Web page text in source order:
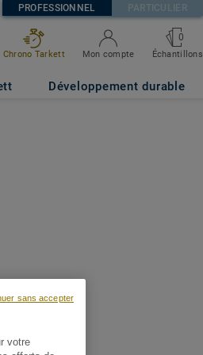
PROFESSIONNEL PARTICULIER
Chrono Tarkett Mon compte
0
Échantillons
Développement durable
votre
sans accepter